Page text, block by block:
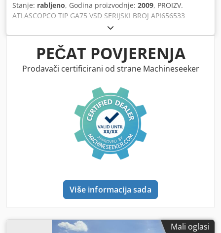
Stanje: rabljeno, Godina proizvodnje: 2009, PROIZV.
ATLASCOPCO TIP GA75 VSD SERIJSKI BROJ API656533
GODINA 2009 Csdpfx Ajxxm Atohbsrf SNAGA (kW) 75
PROTOK (m3/min) 14,68 PRITISAK (bar) 13
PEČAT POVJERENJA
Prodavači certificirani od strane Machineseeker
Više informacija sada
Mali oglasi